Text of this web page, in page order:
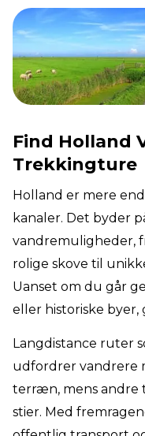
Find Holland
Trekkingture
Holland er mere
kanaler. Det byder
vandremuligheder,
rolige skove til
Uanset om du går
eller historiske byer,
Langdistance ruter
udfordrer vandrere
terræn, mens andre
stier. Med